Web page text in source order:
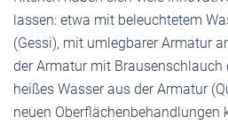
lassen: etwa mit beleuchtetem
(Gessi), mit umlegbarer Armatur
der Armatur mit Brausenschlauch
heißes Wasser aus der Armatur
neuen